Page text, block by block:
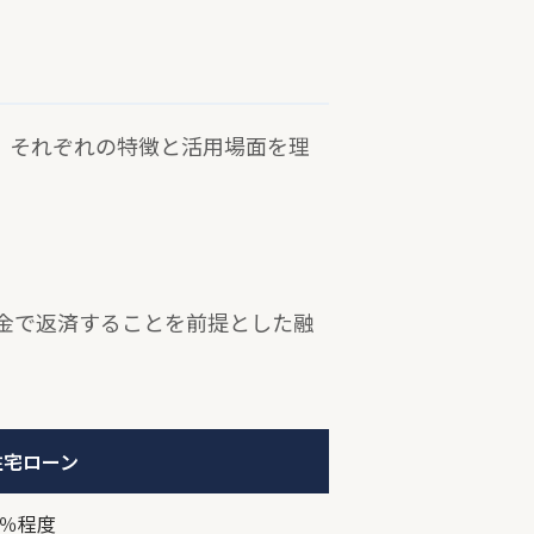
れぞれの特徴と活用場面を理
で返済することを前提とした融
ローン
程度